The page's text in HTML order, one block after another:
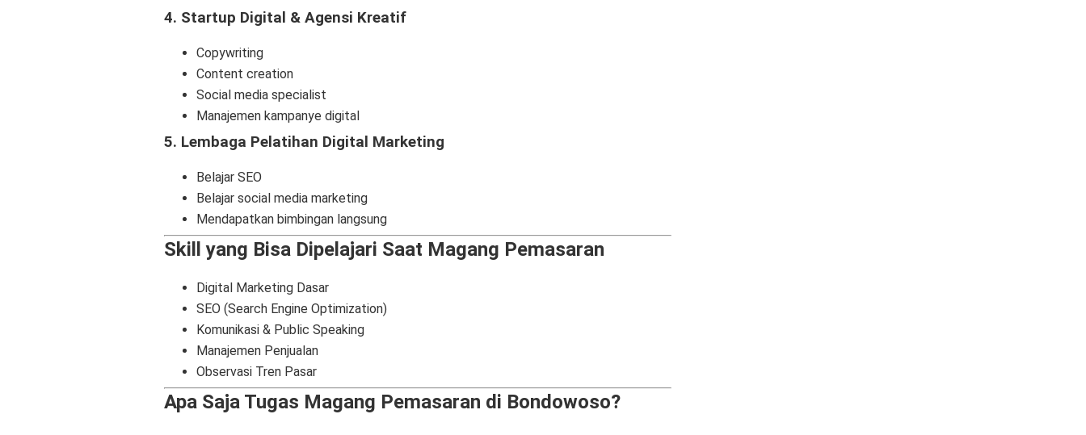
4. Startup Digital & Agensi Kreatif
Copywriting
Content creation
Social media specialist
Manajemen kampanye digital
5. Lembaga Pelatihan Digital Marketing
Belajar SEO
Belajar social media marketing
Mendapatkan bimbingan langsung
Skill yang Bisa Dipelajari Saat Magang Pemasaran
Digital Marketing Dasar
SEO (Search Engine Optimization)
Komunikasi & Public Speaking
Manajemen Penjualan
Observasi Tren Pasar
Apa Saja Tugas Magang Pemasaran di Bondowoso?